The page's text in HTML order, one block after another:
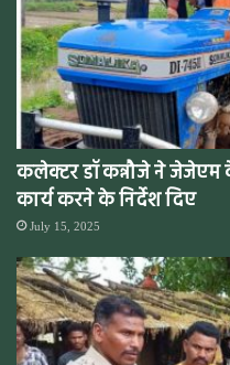
कलेक्टर डॉ कन्नौजे ने जेजेएम
कार्य करने के निर्देश दिए
July 15, 2025